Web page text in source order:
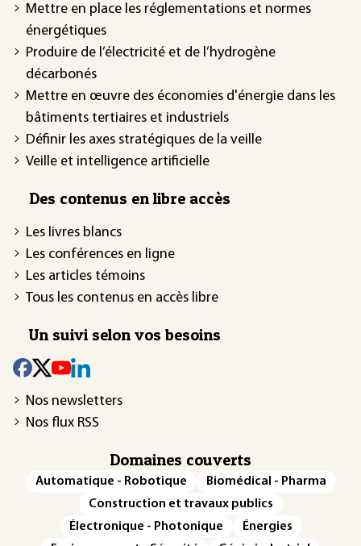
Mettre en place les réglementations et normes
énergétiques
Produire de l’électricité et de l’hydrogène
décarbonés
Mettre en œuvre des économies d'énergie dans les
bâtiments tertiaires et industriels
Définir les axes stratégiques de la veille
Veille et intelligence artificielle
Des contenus en libre accès
Les livres blancs
Les conférences en ligne
Les articles témoins
Tous les contenus en accès libre
Un suivi selon vos besoins
Nos newsletters
Nos flux RSS
Domaines couverts
Automatique - Robotique
Biomédical - Pharma
Construction et travaux publics
Électronique - Photonique
Énergies